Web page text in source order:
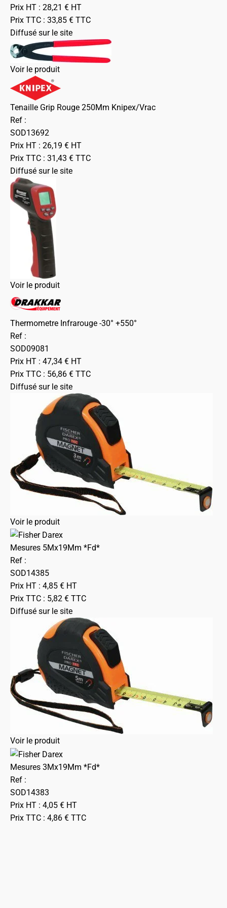
Prix HT : 28,21 € HT
Prix TTC : 33,85 € TTC
Diffusé sur le site
Voir le produit
Tenaille Grip Rouge 250Mm Knipex/Vrac
Ref :
SOD13692
Prix HT : 26,19 € HT
Prix TTC : 31,43 € TTC
Diffusé sur le site
Voir le produit
Thermometre Infrarouge -30° +550°
Ref :
SOD09081
Prix HT : 47,34 € HT
Prix TTC : 56,86 € TTC
Diffusé sur le site
Voir le produit
Mesures 5Mx19Mm *Fd*
Ref :
SOD14385
Prix HT : 4,85 € HT
Prix TTC : 5,82 € TTC
Diffusé sur le site
Voir le produit
Mesures 3Mx19Mm *Fd*
Ref :
SOD14383
Prix HT : 4,05 € HT
Prix TTC : 4,86 € TTC